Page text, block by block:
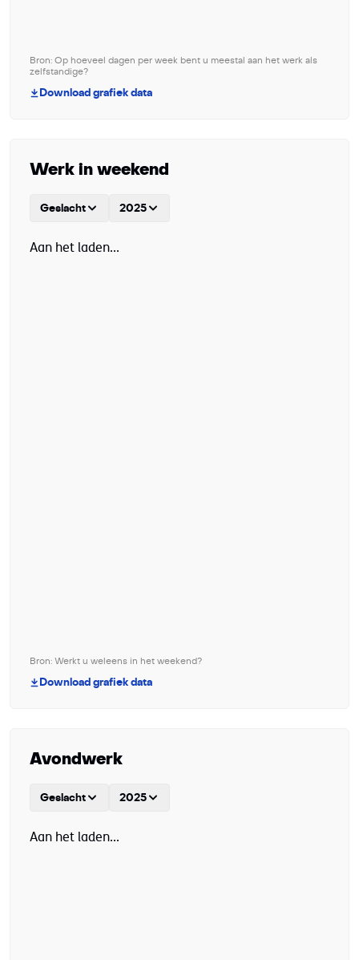
Bron: Op hoeveel dagen per week bent u meestal aan het werk als
zelfstandige?
Download grafiek data
Werk in weekend
Geslacht 2025
Bron: Werkt u weleens in het weekend?
Download grafiek data
Avondwerk
Geslacht 2025